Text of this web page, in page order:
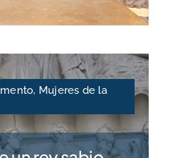
, Mujeres de la